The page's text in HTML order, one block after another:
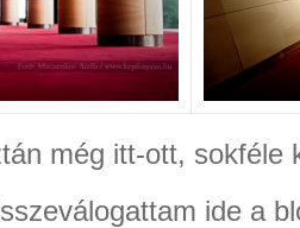
még itt-ott, sokféle
ide a